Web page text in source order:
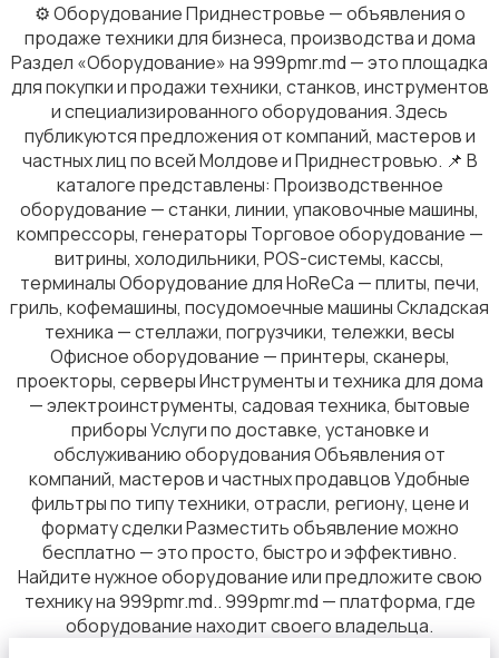
⚙️ Оборудование Приднестровье — объявления о
продаже техники для бизнеса, производства и дома
Раздел «Оборудование» на 999pmr.md — это площадка
для покупки и продажи техники, станков, инструментов
и специализированного оборудования. Здесь
публикуются предложения от компаний, мастеров и
частных лиц по всей Молдове и Приднестровью. 📌 В
каталоге представлены: Производственное
оборудование — станки, линии, упаковочные машины,
компрессоры, генераторы Торговое оборудование —
витрины, холодильники, POS-системы, кассы,
терминалы Оборудование для HoReCa — плиты, печи,
гриль, кофемашины, посудомоечные машины Складская
техника — стеллажи, погрузчики, тележки, весы
Офисное оборудование — принтеры, сканеры,
проекторы, серверы Инструменты и техника для дома
— электроинструменты, садовая техника, бытовые
приборы Услуги по доставке, установке и
обслуживанию оборудования Объявления от
компаний, мастеров и частных продавцов Удобные
фильтры по типу техники, отрасли, региону, цене и
формату сделки Разместить объявление можно
бесплатно — это просто, быстро и эффективно.
Найдите нужное оборудование или предложите свою
технику на 999pmr.md.. 999pmr.md — платформа, где
оборудование находит своего владельца.